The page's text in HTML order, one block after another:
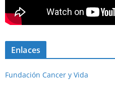
Enlaces
Fundación Cancer y Vida